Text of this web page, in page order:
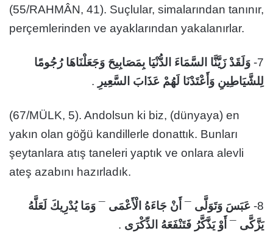
(55/RAHMÂN, 41). Suçlular, simalarından tanınır,
perçemlerinden ve ayaklarından yakalanırlar.
7- وَلَقَدْ زَيَّنَّا السَّمَاءَ الدُّنْيَا بِمَصَابِيحَ وَجَعَلْنَاهَا رُجُومًا
لِلشَّيَاطِينِ وَأَعْتَدْنَا لَهُمْ عَذَابَ السَّعِيرِ .
(67/MÜLK, 5). Andolsun ki biz, (dünyaya) en
yakın olan göğü kandillerle donattık. Bunları
şeytanlara atış taneleri yaptık ve onlara alevli
ateş azabını hazırladık.
8- عَبَسَ وَتَوَلَّى ¯ أَنْ جَاءَهُ الْأَعْمَى ¯وَمَا يُدْرِيكَ لَعَلَّهُ
يَزَّكَّى ¯ أَوْ يَذَّكَّرُ فَتَنْفَعَهُ الذِّكْرَى .